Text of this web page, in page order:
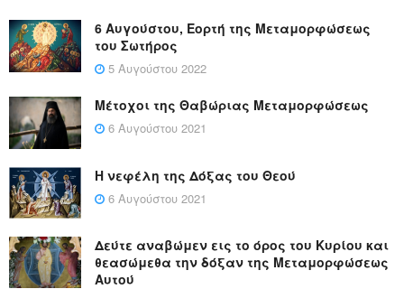
6 Αυγούστου, Εορτή της Μεταμορφώσεως
του Σωτήρος
5 Αυγούστου 2022
Μέτοχοι της Θαβώριας Μεταμορφώσεως
6 Αυγούστου 2021
Η νεφέλη της Δόξας του Θεού
6 Αυγούστου 2021
Δεύτε αναβώμεν εις το όρος του Κυρίου και
θεασώμεθα την δόξαν της Μεταμορφώσεως
Αυτού